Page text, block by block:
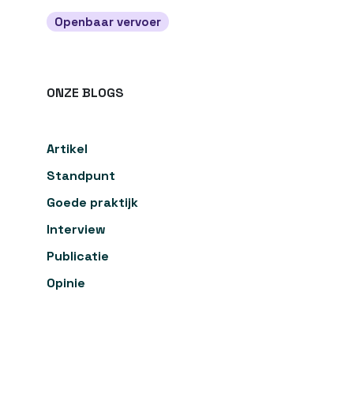
Openbaar vervoer
ONZE BLOGS
Artikel
Standpunt
Goede praktijk
Interview
Publicatie
Opinie